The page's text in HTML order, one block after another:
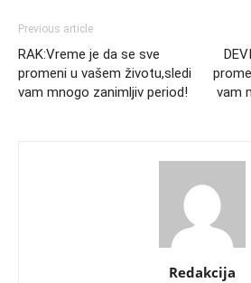
Previous article
RAK:Vreme je da se sve
promeni u vašem životu,sledi
vam mnogo zanimljiv period!
vam
Redakcija